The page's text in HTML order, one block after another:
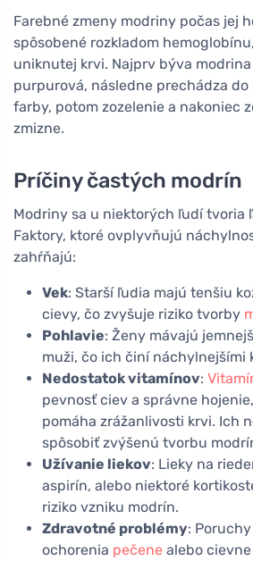
Farebné zmeny modriny počas jej
spôsobené rozkladom
uniknutej krvi. Najprv býva
purpurová, následne prechádza
farby, potom zozelenie a nakoniec
zmizne.
Príčiny častých modrín
Modriny sa u niektorých ľudí tvoria
Faktory, ktoré ovplyvňujú
zahŕňajú:
Vek: Starší ľudia majú tenšiu
cievy, čo zvyšuje riziko tvorby
Pohlavie: Ženy mávajú
muži, čo ich činí náchylnejšími
Nedostatok vitamínov:
pevnosť ciev a správne
pomáha zrážanlivosti krvi. Ich
spôsobiť zvýšenú tvorbu
Užívanie liekov: Lieky na
aspirín, alebo niektoré
riziko vzniku modrín.
Zdravotné problémy:
ochorenia pečene alebo